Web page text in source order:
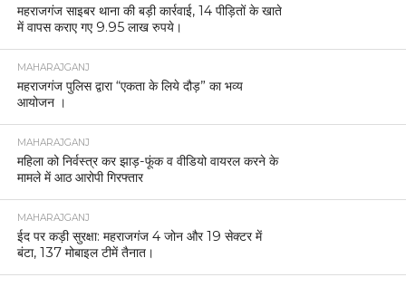
महराजगंज साइबर थाना की बड़ी कार्रवाई, 14 पीड़ितों के खाते
में वापस कराए गए 9.95 लाख रुपये।
MAHARAJGANJ
महराजगंज पुलिस द्वारा “एकता के लिये दौड़” का भव्य
आयोजन ।
MAHARAJGANJ
महिला को निर्वस्त्र कर झाड़-फूंक व वीडियो वायरल करने के
मामले में आठ आरोपी गिरफ्तार
MAHARAJGANJ
ईद पर कड़ी सुरक्षा: महराजगंज 4 जोन और 19 सेक्टर में
बंटा, 137 मोबाइल टीमें तैनात।